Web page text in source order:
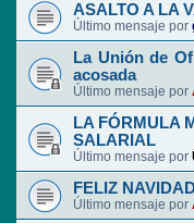
ASALTO A LA
Último mensaje por
La Unión de
acosada
Último mensaje por
LA FÓRMULA
SALARIAL
Último mensaje por
FELIZ
Último mensaje por